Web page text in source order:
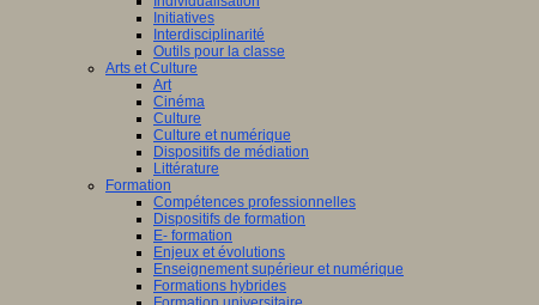
Initiatives
Interdisciplinarité
Outils pour la classe
Arts et Culture
Art
Cinéma
Culture
Culture et numérique
Dispositifs de médiation
Littérature
Formation
Compétences professionnelles
Dispositifs de formation
E- formation
Enjeux et évolutions
Enseignement supérieur et numérique
Formations hybrides